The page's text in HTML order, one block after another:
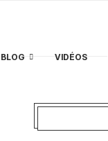
BLOG VIDÉOS